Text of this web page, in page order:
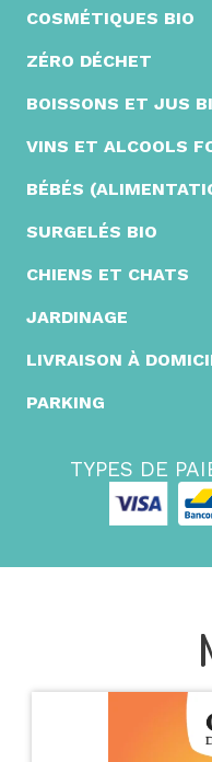
COSMÉTIQUES BIO
ZÉRO DÉCHET
BOISSONS ET JUS
VINS ET ALCOOLS
BÉBÉS
SURGELÉS BIO
CHIENS ET CHATS
JARDINAGE
LIVRAISON À
PARKING
TYPES DE